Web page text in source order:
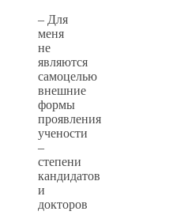
– Для
меня
не
являются
самоцелью
внешние
формы
проявления
учености
–
степени
кандидатов
и
докторов